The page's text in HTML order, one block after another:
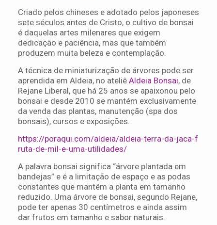
Criado pelos chineses e adotado pelos japoneses
sete séculos antes de Cristo, o cultivo de bonsai
é daquelas artes milenares que exigem
dedicação e paciência, mas que também
produzem muita beleza e contemplação.
A técnica de miniaturização de árvores pode ser
aprendida em Aldeia, no ateliê Aldeia Bonsai, de
Rejane Liberal, que há 25 anos se apaixonou pelo
bonsai e desde 2010 se mantém exclusivamente
da venda das plantas, manutenção (spa dos
bonsais), cursos e exposições.
https://poraqui.com/aldeia/aldeia-terra-da-jaca-f
ruta-de-mil-e-uma-utilidades/
A palavra bonsai significa “árvore plantada em
bandejas” e é a limitação de espaço e as podas
constantes que mantêm a planta em tamanho
reduzido. Uma árvore de bonsai, segundo Rejane,
pode ter apenas 30 centímetros e ainda assim
dar frutos em tamanho e sabor naturais.